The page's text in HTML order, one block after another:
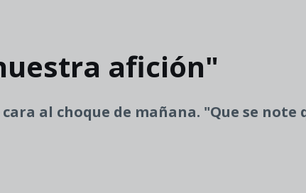
afición"
al choque de mañana. "Que se note